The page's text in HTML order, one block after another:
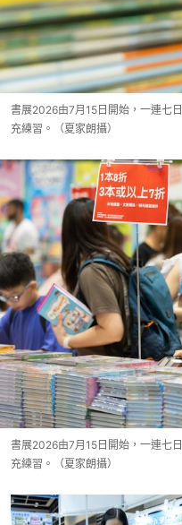
書展2026由7月15日開始，一連七
充練習。（夏家朗攝）
書展2026由7月15日開始，一連七
充練習。（夏家朗攝）